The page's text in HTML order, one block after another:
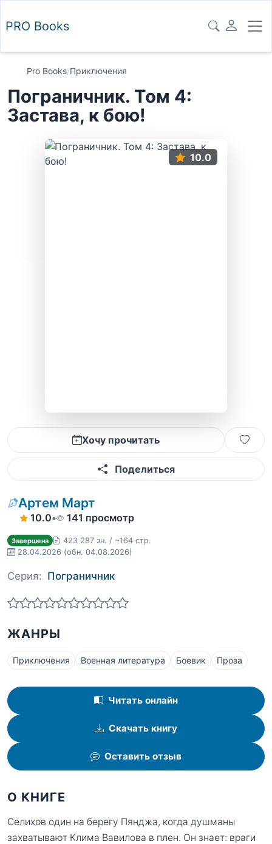
PRO Books
Pro Books/Приключения
Пограничник. Том 4:
Застава, к бою!
10.0
Хочу прочитать
Поделиться
Артем Март
10.0• 141 просмотр
Завершена
423 287 зн. / ~164 стр.
28.04.2026 (обн. 04.08.2026)
Серия: Пограничник
ЖАНРЫ
Приключения Военная литература Боевик Проза
Читать онлайн
Скачать книгу
Оставить отзыв
О КНИГЕ
Селихов один на берегу Пянджа, когда душманы
захватывают Клима Вавилова в плен. Он знает: враги